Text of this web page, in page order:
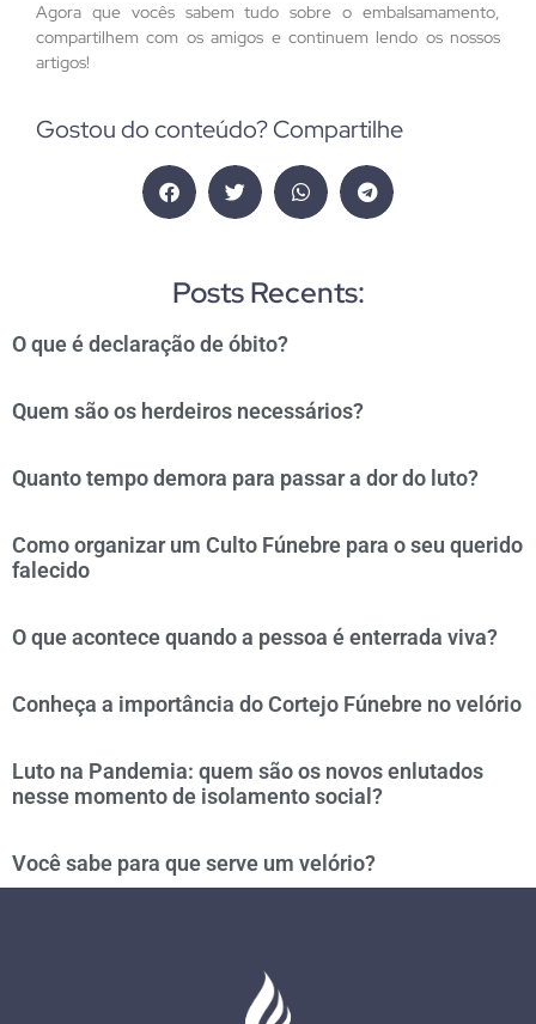
Agora que vocês sabem tudo sobre o embalsamamento,
compartilhem com os amigos e continuem lendo os nossos
artigos!
Gostou do conteúdo? Compartilhe
Posts Recents:
O que é declaração de óbito?
Quem são os herdeiros necessários?
Quanto tempo demora para passar a dor do luto?
Como organizar um Culto Fúnebre para o seu querido
falecido
O que acontece quando a pessoa é enterrada viva?
Conheça a importância do Cortejo Fúnebre no velório
Luto na Pandemia: quem são os novos enlutados
nesse momento de isolamento social?
Você sabe para que serve um velório?